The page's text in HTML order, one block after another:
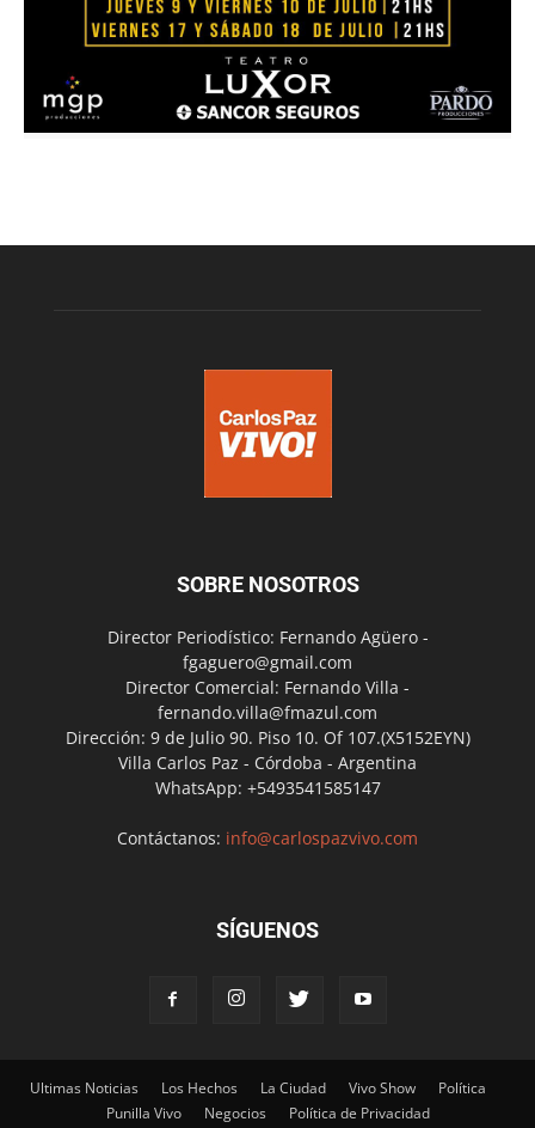
SOBRE NOSOTROS
Director Periodístico: Fernando Agüero -
fgaguero@gmail.com
Director Comercial: Fernando Villa -
fernando.villa@fmazul.com
Dirección: 9 de Julio 90. Piso 10. Of 107.(X5152EYN)
Villa Carlos Paz - Córdoba - Argentina
WhatsApp: +5493541585147
Contáctanos: info@carlospazvivo.com
SÍGUENOS
Ultimas Noticias Los Hechos La Ciudad Vivo Show
Política
Punilla Vivo
Negocios Política de Privacidad